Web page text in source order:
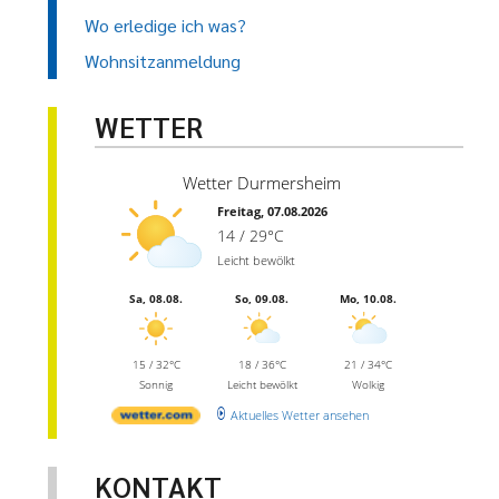
Wo erledige ich was?
Wohnsitzanmeldung
WETTER
Wetter Durmersheim
Freitag, 07.08.2026
14 / 29°C
Leicht bewölkt
Sa, 08.08.
15 / 32°C
Sonnig
So, 09.08.
18 / 36°C
Leicht bewölkt
Mo, 10.08.
21 / 34°C
Wolkig
Aktuelles Wetter ansehen
KONTAKT